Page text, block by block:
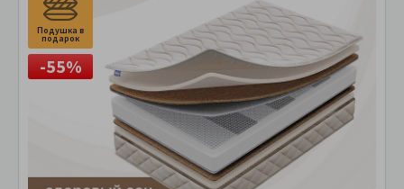
Подушка в
подарок
-55%